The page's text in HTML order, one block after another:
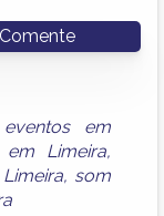
Comente
em
em Limeira,
, som